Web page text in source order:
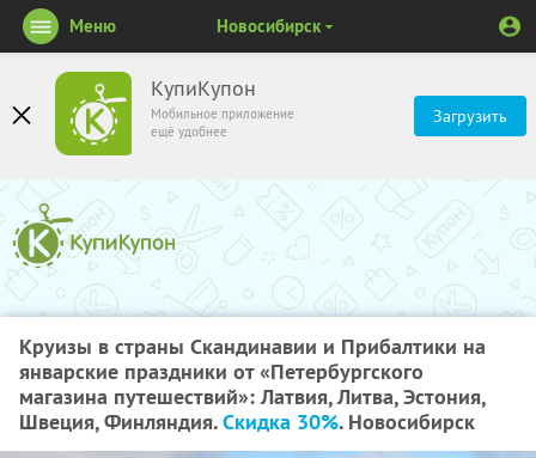
КупиКупон
Мобильное приложение
ещё удобнее
Загрузить
Меню Новосибирск
Круизы в страны Скандинавии и Прибалтики на
январские праздники от «Петербургского
магазина путешествий»: Латвия, Литва, Эстония,
Швеция, Финляндия.Скидка 30%. Новосибирск